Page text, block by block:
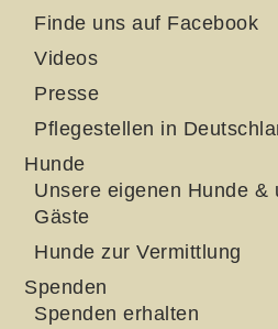
Finde uns auf Facebook
Videos
Presse
Pflegestellen in
Hunde
Unsere eigenen Hunde &
Gäste
Hunde zur Vermittlung
Spenden
Spenden erhalten